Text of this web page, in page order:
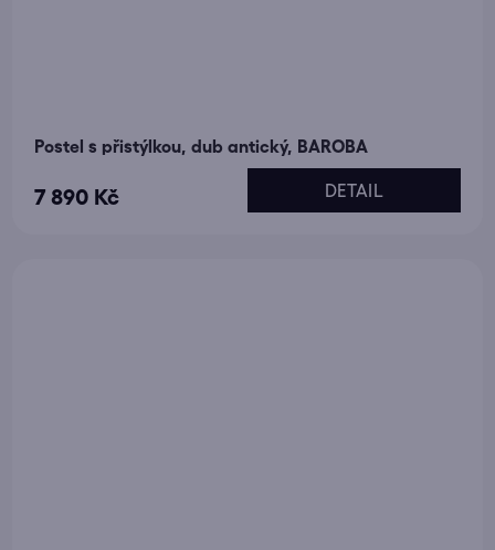
Postel s přistýlkou, dub antický, BAROBA
7 890 Kč DETAIL